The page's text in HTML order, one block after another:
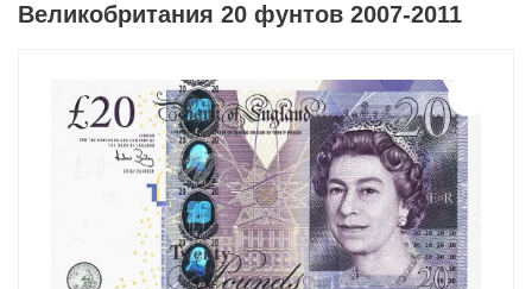
Великобритания 20 фунтов 2007-2011